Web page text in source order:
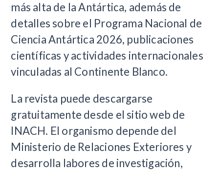
más alta de la Antártica, además de
detalles sobre el Programa Nacional de
Ciencia Antártica 2026, publicaciones
científicas y actividades internacionales
vinculadas al Continente Blanco.
La revista puede descargarse
gratuitamente desde el sitio web de
INACH. El organismo depende del
Ministerio de Relaciones Exteriores y
desarrolla labores de investigación,